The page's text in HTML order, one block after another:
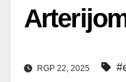
RGP 22, 2025